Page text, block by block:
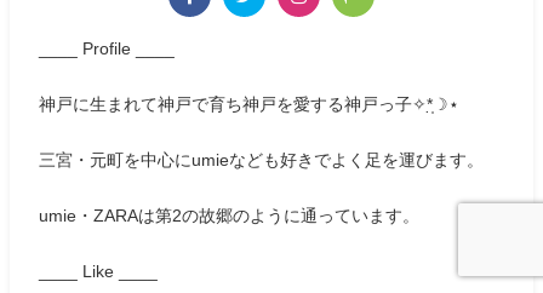
____ Profile ____
神戸に生まれて神戸で育ち神戸を愛する神戸っ子✧*̣̩☽⋆
三宮・元町を中心にumieなども好きでよく足を運びます。
umie・ZARAは第2の故郷のように通っています。
____ Like ____